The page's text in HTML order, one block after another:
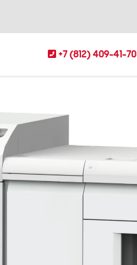
+7 (812) 409-41-70